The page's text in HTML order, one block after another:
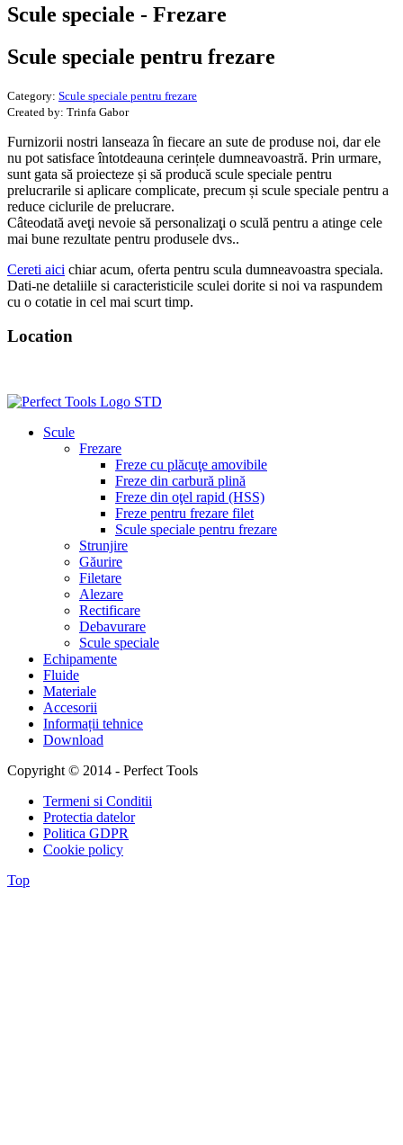
Scule speciale - Frezare
Scule speciale pentru frezare
Category: Scule speciale pentru frezare
Created by: Trinfa Gabor
Furnizorii nostri lanseaza în fiecare an sute de produse noi, dar ele
nu pot satisface întotdeauna cerințele dumneavoastră. Prin urmare,
sunt gata să proiecteze și să producă scule speciale pentru
prelucrarile si aplicare complicate, precum și scule speciale pentru a
reduce ciclurile de prelucrare.
Câteodată aveţi nevoie să personalizaţi o sculă pentru a atinge cele
mai bune rezultate pentru produsele dvs..
Cereti aici chiar acum, oferta pentru scula dumneavoastra speciala.
Dati-ne detaliile si caracteristicile sculei dorite si noi va raspundem
cu o cotatie in cel mai scurt timp.
Location
Scule
Frezare
Freze cu plăcuţe amovibile
Freze din carbură plină
Freze din oţel rapid (HSS)
Freze pentru frezare filet
Scule speciale pentru frezare
Strunjire
Găurire
Filetare
Alezare
Rectificare
Debavurare
Scule speciale
Echipamente
Fluide
Materiale
Accesorii
Informații tehnice
Download
Copyright © 2014 - Perfect Tools
Termeni si Conditii
Protectia datelor
Politica GDPR
Cookie policy
Top